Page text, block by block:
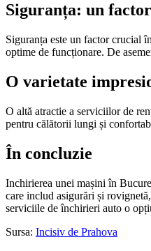
Siguranța: un
Siguranța este un factor crucial
optime de funcționare. De
O varietate
O altă atractie a serviciilor de
pentru călătorii lungi și
În concluzie
Inchirierea unei mașini în
care includ asigurări și
serviciile de închirieri auto o
Sursa: Incisiv de Prahova